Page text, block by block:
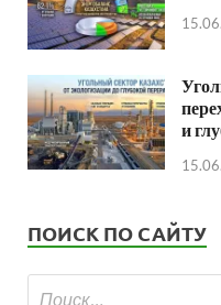
и
ПОИСК ПО САЙТУ